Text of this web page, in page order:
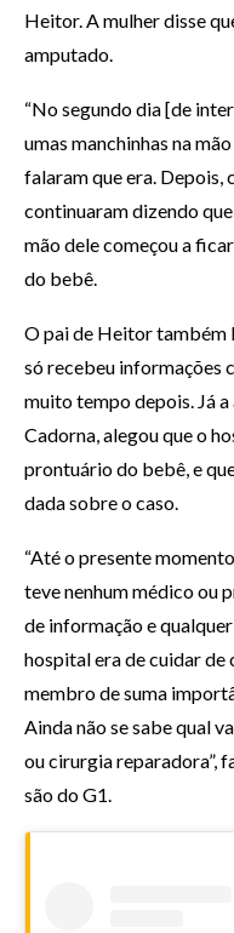
Heitor. A mulher disse
amputado.
“No segundo dia [de
umas manchinhas na
falaram que era. Depois,
continuaram dizendo
mão dele começou a
do bebê.
O pai de Heitor também
só recebeu informações
muito tempo depois. Já
Cadorna, alegou que o
prontuário do bebê, e
dada sobre o caso.
“Até o presente
teve nenhum médico ou
de informação e
hospital era de cuidar de
membro de suma
Ainda não se sabe qual
ou cirurgia reparadora”,
são do G1.